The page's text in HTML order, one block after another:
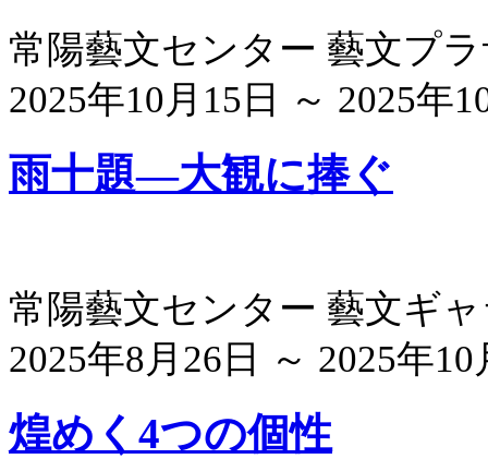
常陽藝文センター 藝文プ
2025年10月15日 ～ 2025年
雨十題―大観に捧ぐ
常陽藝文センター 藝文ギ
2025年8月26日 ～ 2025年10
煌めく4つの個性